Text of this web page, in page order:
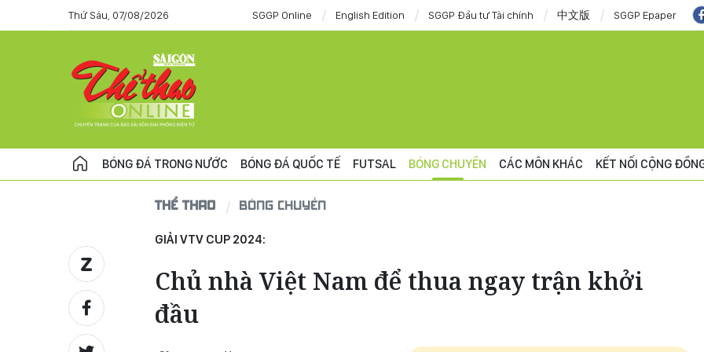
Thứ Sáu, 07/08/2026 SGGP Online English Edition SGGP Đầu tư Tài chính 中文版 SGGP Epaper
BÓNG ĐÁ TRONG NƯỚC BÓNG ĐÁ QUỐC TẾ FUTSAL BÓNG CHUYỀN CÁC MÔN KHÁC KẾT NỐI CỘNG
THỂ THAO BÓNG CHUYỀN
GIẢI VTV CUP 2024:
Chủ nhà Việt Nam để thua ngay trận khởi
đầu